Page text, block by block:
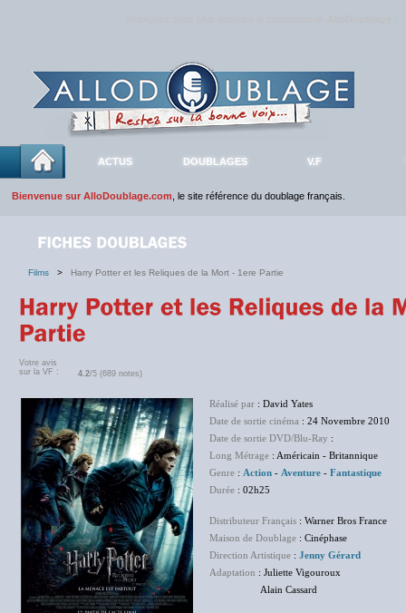
ACTUS DOUBLAGES V.F
Bienvenue sur AlloDoublage.com , le site référence du doublage français.
Films > Harry Potter et les Reliques de la Mort - 1ere Partie
Votre avis
sur la VF :
4.2/5 (689 notes)
Réalisé par : David Yates
Date de sortie cinéma : 24 Novembre 2010
Date de sortie DVD/Blu-Ray :
Long Métrage : Américain - Britannique
Genre : Action - Aventure - Fantastique
Durée : 02h25
Distributeur Français : Warner Bros France
Maison de Doublage : Cinéphase
Direction Artistique : Jenny Gérard
Adaptation : Juliette Vigouroux
Alain Cassard